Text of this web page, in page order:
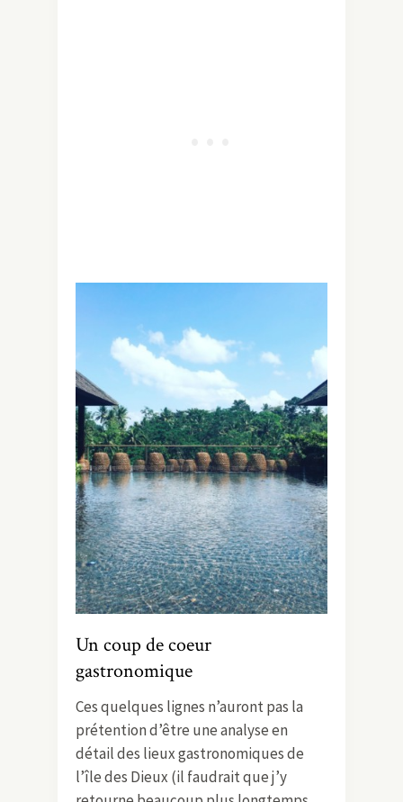
Un coup de coeur
gastronomique
Ces quelques lignes n’auront pas la
prétention d’être une analyse en
détail des lieux gastronomiques de
l’île des Dieux (il faudrait que j’y